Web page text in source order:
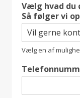
Vælg hvad du
Så følger vi
Vælg en af